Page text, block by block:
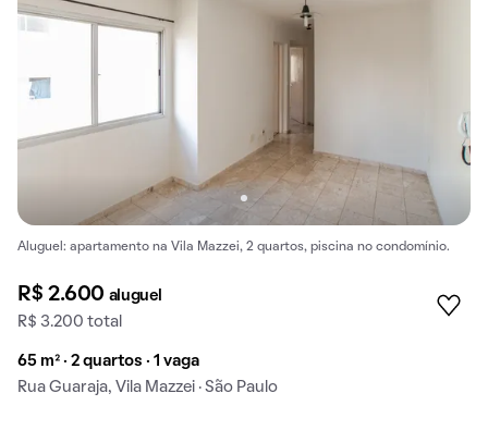
Aluguel: apartamento na Vila Mazzei, 2 quartos, piscina no condomínio.
R$ 2.600 aluguel
R$ 3.200 total
65 m² · 2 quartos · 1 vaga
Rua Guaraja, Vila Mazzei · São Paulo